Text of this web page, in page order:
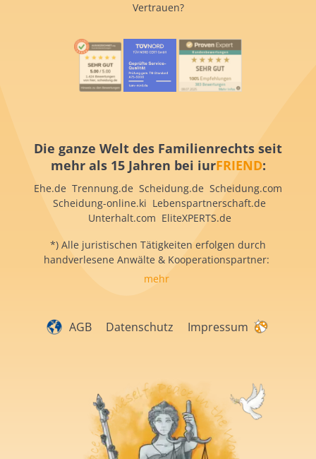
Vertrauen?
Die ganze Welt des Familienrechts seit
mehr als 15 Jahren bei iurFRIEND:
Ehe.de Trennung.de Scheidung.de Scheidung.com
Scheidung-online.ki Lebenspartnerschaft.de
Unterhalt.com EliteXPERTS.de
*) Alle juristischen Tätigkeiten erfolgen durch
handverlesene Anwälte & Kooperationspartner:
mehr
AGB Datenschutz Impressum